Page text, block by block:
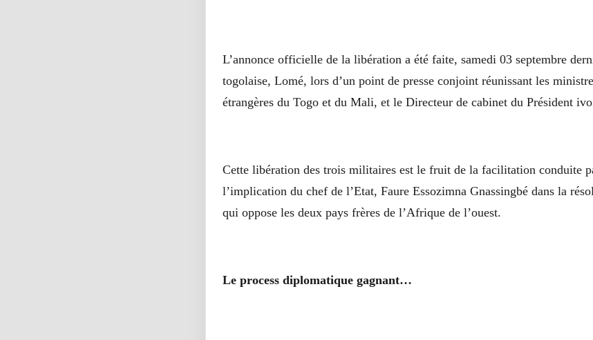
L’annonce officielle de la libération a été faite, samedi 03 septembre
togolaise, Lomé, lors d’un point de presse conjoint réunissant les
étrangères du Togo et du Mali, et le Directeur de cabinet du Président
Cette libération des trois militaires est le fruit de la facilitation conduite
l’implication du chef de l’Etat, Faure Essozimna Gnassingbé dans la
qui oppose les deux pays frères de l’Afrique de l’ouest.
Le process diplomatique gagnant…